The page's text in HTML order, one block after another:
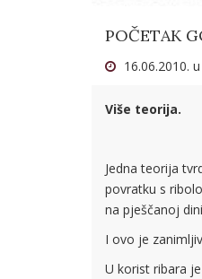
POČETAK
16.06.2010.
Više teorija.
Jedna teorija
povratku s
na pješčanoj
I ovo je
U korist ribara